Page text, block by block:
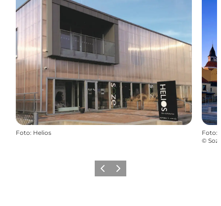
Foto: Helios Foto:
©
ZurückWeiter